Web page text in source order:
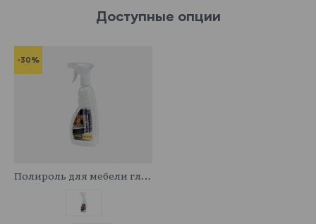
Доступные опции
-30%
Полироль для мебели глянцевый